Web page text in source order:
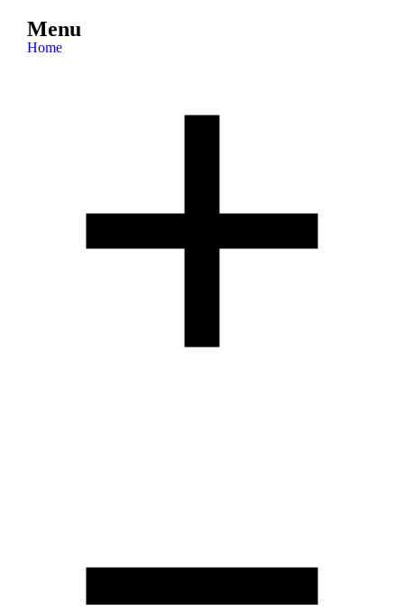
Menu
Home